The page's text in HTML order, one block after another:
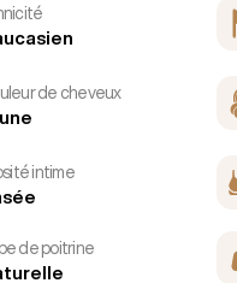
de cheveux
intime
de poitrine